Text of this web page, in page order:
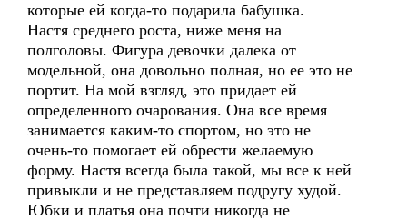
которые ей когда-то подарила бабушка.
Настя среднего роста, ниже меня на
полголовы. Фигура девочки далека от
модельной, она довольно полная, но ее это не
портит. На мой взгляд, это придает ей
определенного очарования. Она все время
занимается каким-то спортом, но это не
очень-то помогает ей обрести желаемую
форму. Настя всегда была такой, мы все к ней
привыкли и не представляем подругу худой.
Юбки и платья она почти никогда не